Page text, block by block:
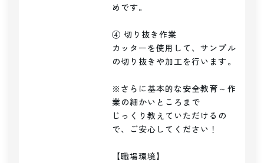
めです。
④ 切り抜き作業
カッターを使用して、サンプル
の切り抜きや加工を行います。
※さらに基本的な安全教育～作
業の細かいところまで
じっくり教えていただけるの
で、ご安心してください！
【職場環境】